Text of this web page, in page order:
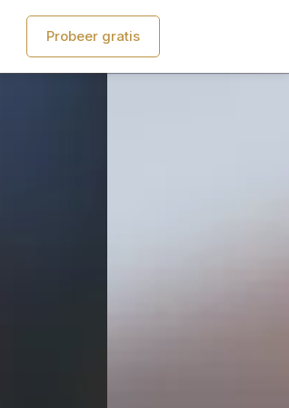
Probeer gratis